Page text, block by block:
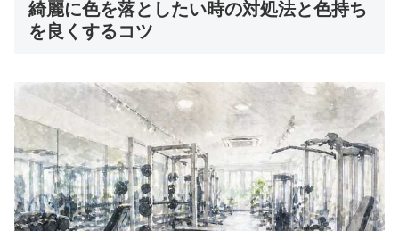
綺麗に色を落としたい時の対処法と色持ち
を良くするコツ